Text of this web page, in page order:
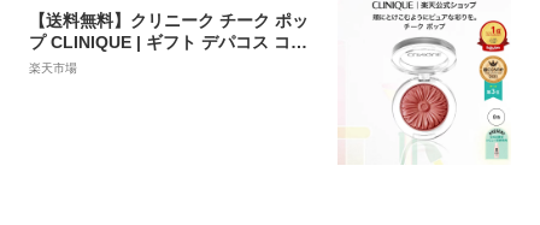
【送料無料】クリニーク チーク ポッ
プ CLINIQUE | ギフト デパコス コス
メ メイク メイクアップ 頬紅 チークカ
楽天市場